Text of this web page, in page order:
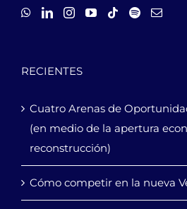
RECIENTES
Cuatro Arenas de
(en medio de la apertura
reconstrucción)
Cómo competir en la nueva